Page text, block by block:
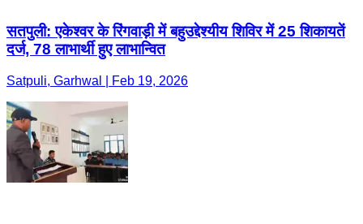
सतपुली: एकेश्वर के रिंगवाड़ी में बहुउद्देश्यीय शिविर में 25 शिकायतें
दर्ज, 78 लाभार्थी हुए लाभान्वित
Satpuli, Garhwal | Feb 19, 2026